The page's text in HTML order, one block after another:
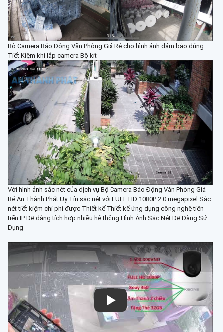
Bộ Camera Báo Động Văn Phòng Giá Rẻ cho hình ảnh đảm bảo đúng
Tiết Kiệm khi lắp camera Bộ kit
Với hình ảnh sắc nét của dịch vụ Bộ Camera Báo Động Văn Phòng Giá
Rẻ An Thành Phát Uy Tín sắc nét với FULL HD 1080P 2.0 megapixel Sắc
nét tiết kiệm chi phí được Thiết kế Thiết kế ứng dụng công nghệ tiên
tiến IP Dễ dàng tích hợp nhiều hệ thống Hình Ảnh Sắc Nét Dễ Dàng Sử
Dụng